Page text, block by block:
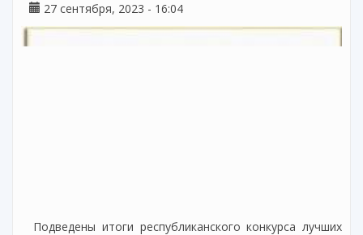
27 сентября, 2023 - 16:04
Подведены итоги республиканского конкурса лучших